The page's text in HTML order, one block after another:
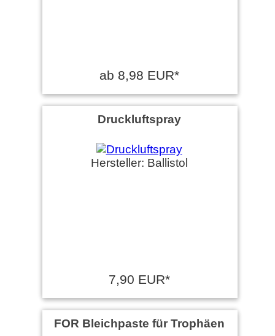
ab 8,98 EUR*
Druckluftspray
Hersteller: Ballistol
7,90 EUR*
FOR Bleichpaste für Trophäen